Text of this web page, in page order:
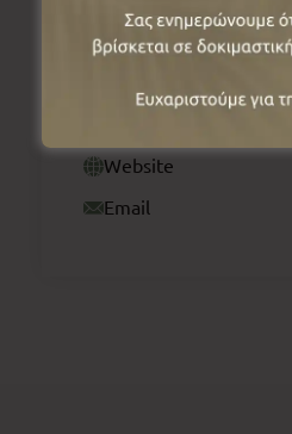
Website
Email